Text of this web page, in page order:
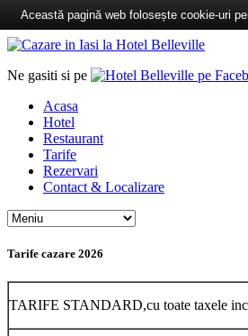
Ne gasiti si pe
Acasa
Hotel
Restaurant
Tarife
Rezervari
Contact & Localizare
Tarife cazare 2026
TARIFE STANDARD,cu toate taxele
Această pagină web folosește cookie-uri